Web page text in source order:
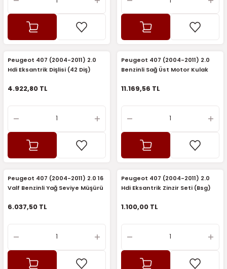
Peugeot 407 (2004-2011) 2.0
Hdi Eksantrik Dişlisi (42 Diş)
4.922,80 TL
Peugeot 407 (2004-2011) 2.0
Benzinli Sağ Üst Motor Kulak
11.169,56 TL
Peugeot 407 (2004-2011) 2.0 16
Valf Benzinli Yağ Seviye Müşürü
6.037,50 TL
Peugeot 407 (2004-2011) 2.0
Hdi Eksantrik Zinzir Seti (Bsg)
1.100,00 TL